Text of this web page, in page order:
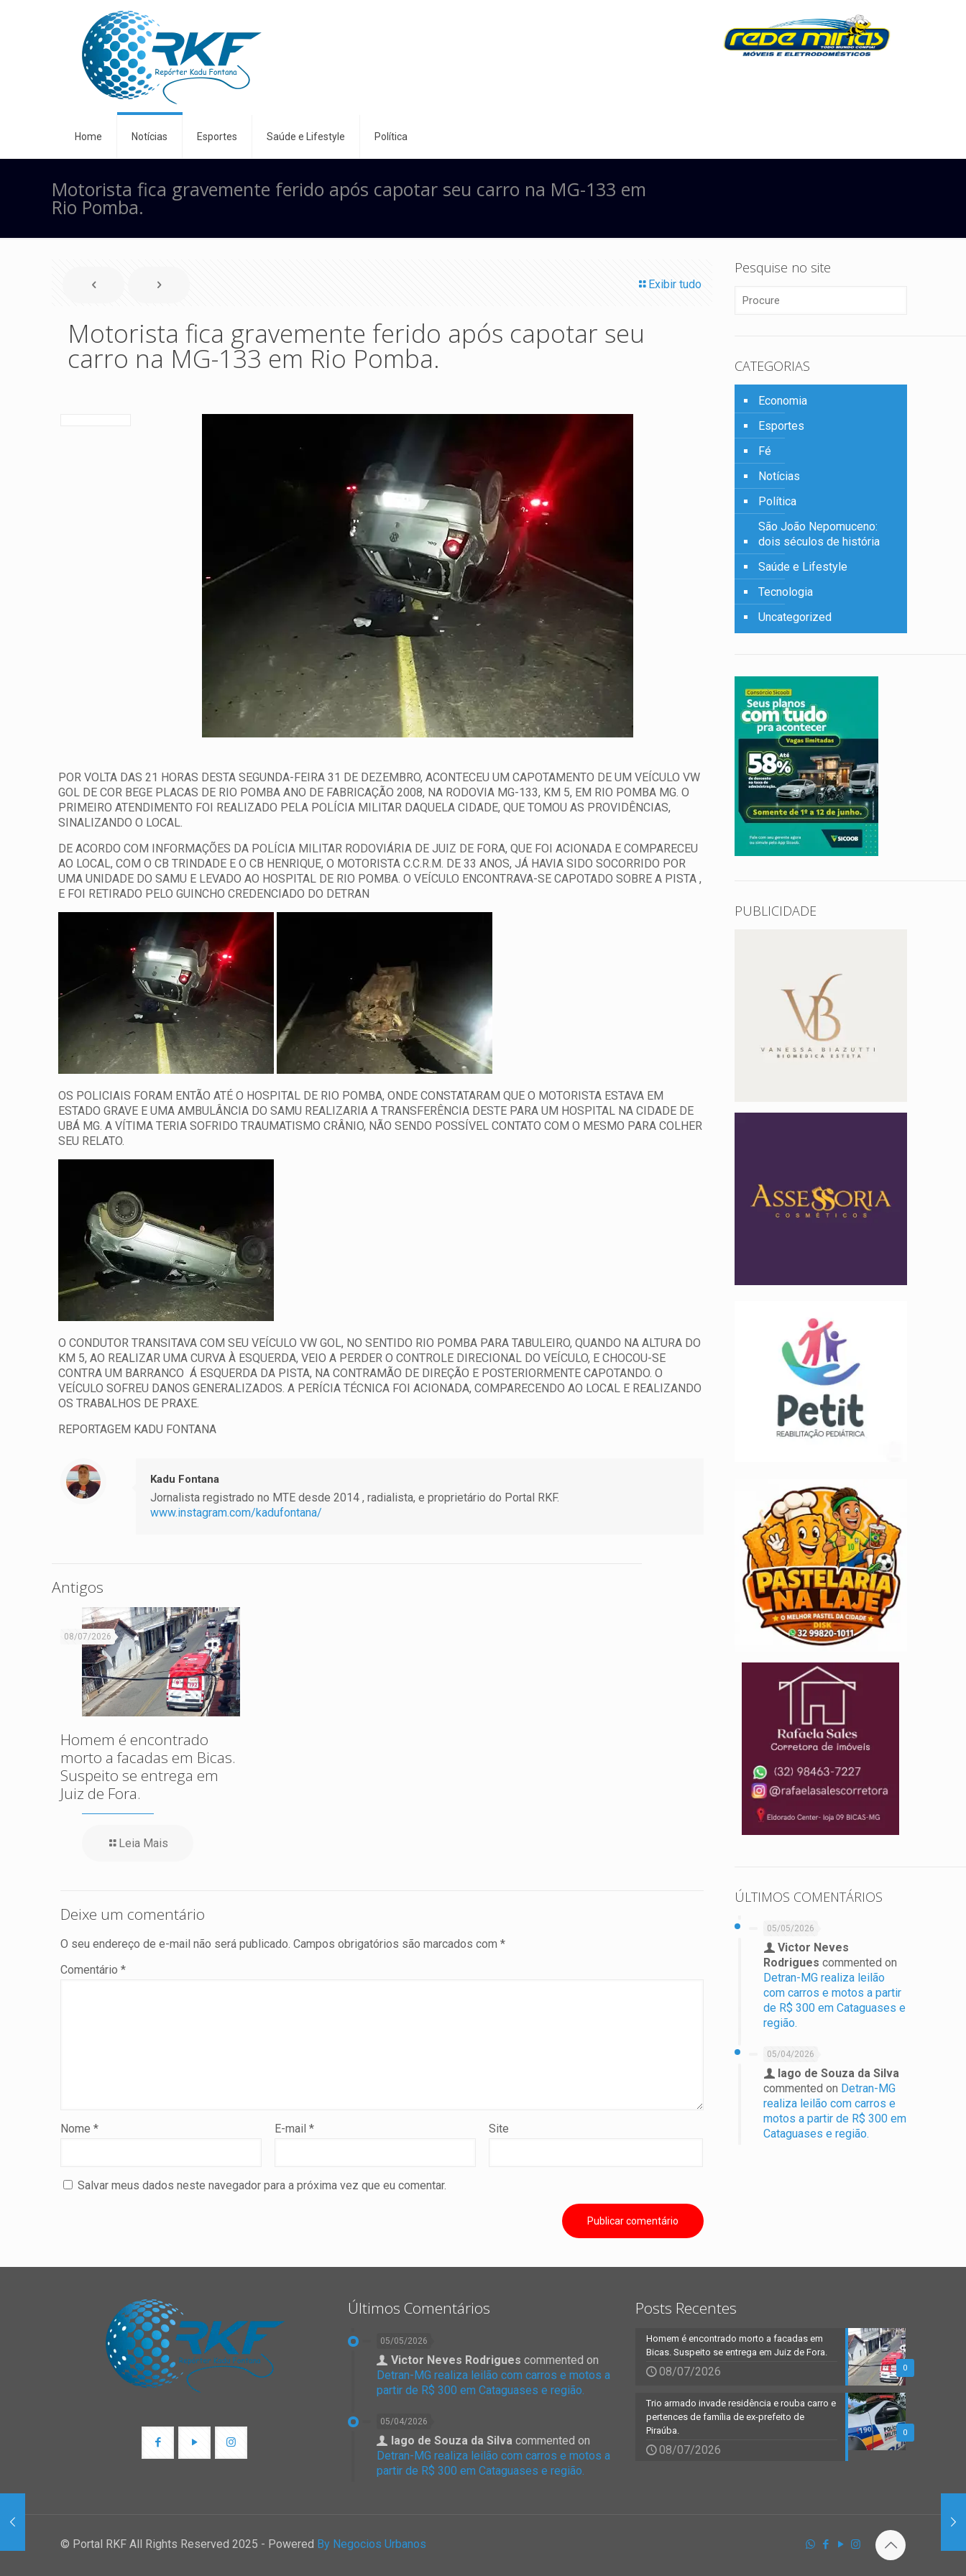
Home Notícias Esportes Saúde e Lifestyle Política
Motorista fica gravemente ferido após capotar seu carro na MG-133 em
Rio Pomba.
Exibir tudo
Motorista fica gravemente ferido após capotar seu
carro na MG-133 em Rio Pomba.
POR VOLTA DAS 21 HORAS DESTA SEGUNDA-FEIRA 31 DE DEZEMBRO, ACONTECEU UM CAPOTAMENTO DE UM VEÍCULO VW
GOL DE COR BEGE PLACAS DE RIO POMBA ANO DE FABRICAÇÃO 2008, NA RODOVIA MG-133, KM 5, EM RIO POMBA MG. O
PRIMEIRO ATENDIMENTO FOI REALIZADO PELA POLÍCIA MILITAR DAQUELA CIDADE, QUE TOMOU AS PROVIDÊNCIAS,
SINALIZANDO O LOCAL.
DE ACORDO COM INFORMAÇÕES DA POLÍCIA MILITAR RODOVIÁRIA DE JUIZ DE FORA, QUE FOI ACIONADA E COMPARECEU
AO LOCAL, COM O CB TRINDADE E O CB HENRIQUE, O MOTORISTA C.C.R.M. DE 33 ANOS, JÁ HAVIA SIDO SOCORRIDO POR
UMA UNIDADE DO SAMU E LEVADO AO HOSPITAL DE RIO POMBA. O VEÍCULO ENCONTRAVA-SE CAPOTADO SOBRE A PISTA ,
E FOI RETIRADO PELO GUINCHO CREDENCIADO DO DETRAN
OS POLICIAIS FORAM ENTÃO ATÉ O HOSPITAL DE RIO POMBA, ONDE CONSTATARAM QUE O MOTORISTA ESTAVA EM
ESTADO GRAVE E UMA AMBULÂNCIA DO SAMU REALIZARIA A TRANSFERÊNCIA DESTE PARA UM HOSPITAL NA CIDADE DE
UBÁ MG. A VÍTIMA TERIA SOFRIDO TRAUMATISMO CRÂNIO, NÃO SENDO POSSÍVEL CONTATO COM O MESMO PARA COLHER
SEU RELATO.
O CONDUTOR TRANSITAVA COM SEU VEÍCULO VW GOL, NO SENTIDO RIO POMBA PARA TABULEIRO, QUANDO NA ALTURA DO
KM 5, AO REALIZAR UMA CURVA À ESQUERDA, VEIO A PERDER O CONTROLE DIRECIONAL DO VEÍCULO, E CHOCOU-SE
CONTRA UM BARRANCO Á ESQUERDA DA PISTA, NA CONTRAMÃO DE DIREÇÃO E POSTERIORMENTE CAPOTANDO. O
VEÍCULO SOFREU DANOS GENERALIZADOS. A PERÍCIA TÉCNICA FOI ACIONADA, COMPARECENDO AO LOCAL E REALIZANDO
OS TRABALHOS DE PRAXE.
REPORTAGEM KADU FONTANA
Kadu Fontana
Jornalista registrado no MTE desde 2014 , radialista, e proprietário do Portal RKF.
www.instagram.com/kadufontana/
Antigos
08/07/2026
Homem é encontrado
morto a facadas em Bicas.
Suspeito se entrega em
Juiz de Fora.
Leia Mais
Deixe um comentário
O seu endereço de e-mail não será publicado. Campos obrigatórios são marcados com *
Comentário *
Nome * E-mail* Site
Salvar meus dados neste navegador para a próxima vez que eu comentar.
Pesquise no site
CATEGORIAS
Economia
Esportes
Fé
Notícias
Política
São João Nepomuceno:
dois séculos de história
Saúde e Lifestyle
Tecnologia
Uncategorized
PUBLICIDADE
ÚLTIMOS COMENTÁRIOS
05/05/2026
Victor Neves
Rodrigues commented on
Detran-MG realiza leilão
com carros e motos a partir
de R$ 300 em Cataguases e
região.
05/04/2026
Iago de Souza da Silva
commented on Detran-MG
realiza leilão com carros e
motos a partir de R$ 300 em
Cataguases e região.
Últimos Comentários
05/05/2026
Victor Neves Rodrigues commented on
Detran-MG realiza leilão com carros e motos a
partir de R$ 300 em Cataguases e região.
05/04/2026
Iago de Souza da Silva commented on
Detran-MG realiza leilão com carros e motos a
partir de R$ 300 em Cataguases e região.
Posts Recentes
0
Homem é encontrado morto a facadas em
Bicas. Suspeito se entrega em Juiz de Fora.
08/07/2026
0
Trio armado invade residência e rouba carro e
pertences de família de ex-prefeito de
Piraúba.
08/07/2026
© Portal RKF All Rights Reserved 2025 - Powered By Negocios Urbanos